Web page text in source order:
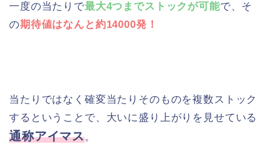
一度の当たりで最大4つまでストックが可能で、そ
の期待値はなんと約14000発！
当たりではなく確変当たりそのものを複数ストック
するということで、大いに盛り上がりを見せている
通称アイマス。